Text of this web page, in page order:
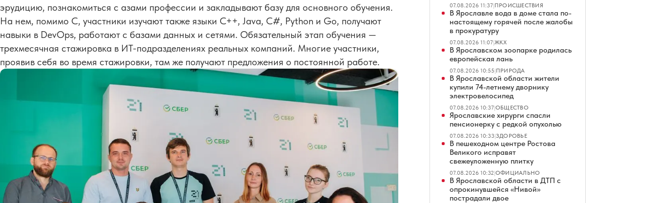
эрудицию, познакомиться с азами профессии и закладывают базу для основного обучения.
На нем, помимо C, участники изучают также языки C++, Java, C#, Python и Go, получают
навыки в DevOps, работают с базами данных и сетями. Обязательный этап обучения —
трехмесячная стажировка в ИТ-подразделениях реальных компаний. Многие участники,
проявив себя во время стажировки, там же получают предложения о постоянной работе.
07.08.2026 11:37|ПРОИСШЕСТВИЯ
В Ярославле вода в доме стала по-
настоящему горячей после жалобы
в прокуратуру
07.08.2026 11:07|ЖКХ
В Ярославском зоопарке родилась
европейская лань
07.08.2026 10:55|ПРИРОДА
В Ярославской области жители
купили 74-летнему дворнику
электровелосипед
07.08.2026 10:37|ОБЩЕСТВО
Ярославские хирурги спасли
пенсионерку с редкой опухолью
07.08.2026 10:33|ЗДОРОВЬЕ
В пешеходном центре Ростова
Великого исправят
свежеуложенную плитку
07.08.2026 10:32|ОФИЦИАЛЬНО
В Ярославской области в ДТП с
опрокинувшейся «Нивой»
пострадали двое